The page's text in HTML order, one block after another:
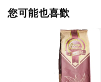
您可能也喜歡